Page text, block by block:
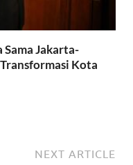
Jakarta-
Kota
NEXT ARTICLE